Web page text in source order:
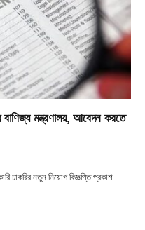
মন্ত্রণালয়, আবেদন করতে
চাকরির নতুন নিয়োগ বিজ্ঞপ্তি প্রকাশ